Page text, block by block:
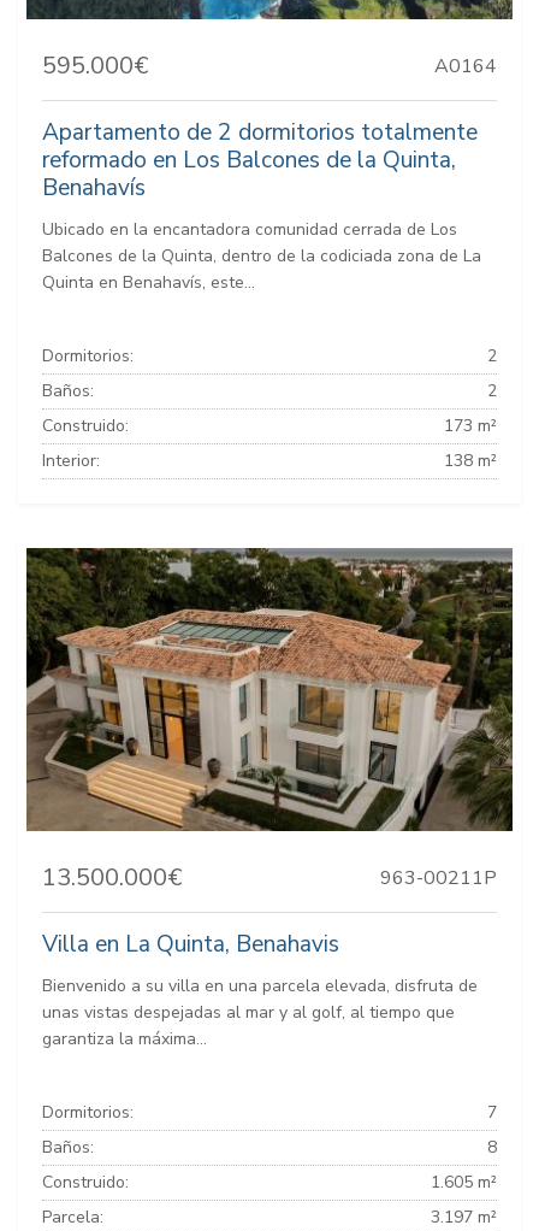
595.000€ A0164
Apartamento de 2 dormitorios totalmente
reformado en Los Balcones de la Quinta,
Benahavís
Ubicado en la encantadora comunidad cerrada de Los
Balcones de la Quinta, dentro de la codiciada zona de La
Quinta en Benahavís, este...
Dormitorios:
2
Baños:
2
Construido:
173 m²
Interior:
138 m²
13.500.000€ 963-00211P
Villa en La Quinta, Benahavis
Bienvenido a su villa en una parcela elevada, disfruta de
unas vistas despejadas al mar y al golf, al tiempo que
garantiza la máxima...
Dormitorios:
7
Baños:
8
Construido:
1.605 m²
Parcela:
3.197 m²